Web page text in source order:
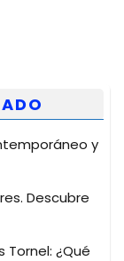
y
Descubre
¿Qué